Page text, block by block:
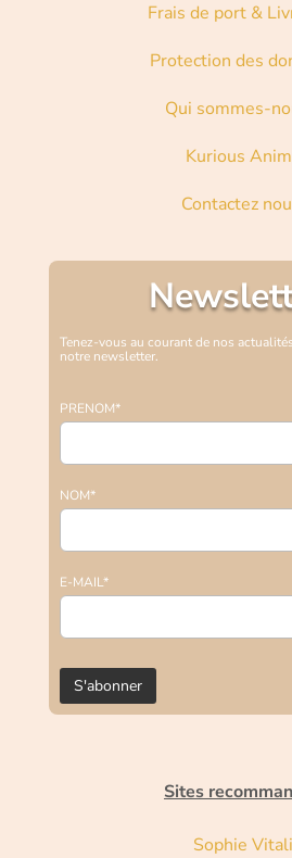
Frais de port &
Protection des
Qui sommes-
Kurious
Contactez
Tenez-vous au courant de nos
notre newsletter.
PRENOM*
NOM*
E-MAIL*
Sites
Sophie Vitali